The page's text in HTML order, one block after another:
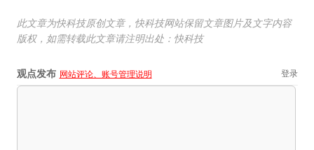
此文章为快科技原创文章，快科技网站保留文章图片及文字内容
版权，如需转载此文章请注明出处：快科技
观点发布 网站评论、账号管理说明 登录